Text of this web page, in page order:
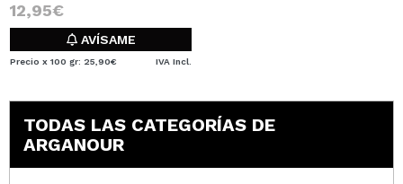
12,95€
AVÍSAME
Precio x 100 gr: 25,90€ IVA Incl.
TODAS LAS CATEGORÍAS DE
ARGANOUR